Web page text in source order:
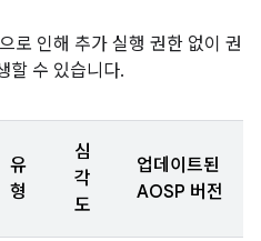
로 인해 추가 실행 권한 없이 권
할 수 있습니다.
유
형
심
각
도
업데이트된
AOSP 버전